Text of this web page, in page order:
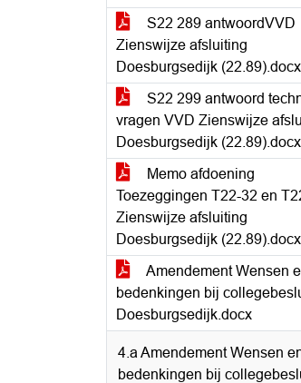
S22 289 antwoordVVD
Zienswijze afsluiting
Doesburgsedijk (22.89).docx
S22 299 antwoord
vragen VVD Zienswijze
Doesburgsedijk (22.89).docx
Memo afdoening
Toezeggingen T22-32 en
Zienswijze afsluiting
Doesburgsedijk (22.89).docx
Amendement Wensen
bedenkingen bij
Doesburgsedijk.docx
4.a Amendement Wensen
bedenkingen bij